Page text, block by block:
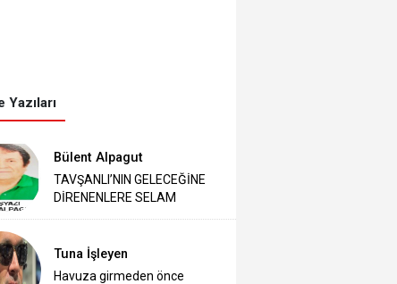
Yazıları
Bülent Alpagut
TAVŞANLI’NIN GELECEĞİNE
DİRENENLERE SELAM
Tuna İşleyen
Havuza girmeden önce